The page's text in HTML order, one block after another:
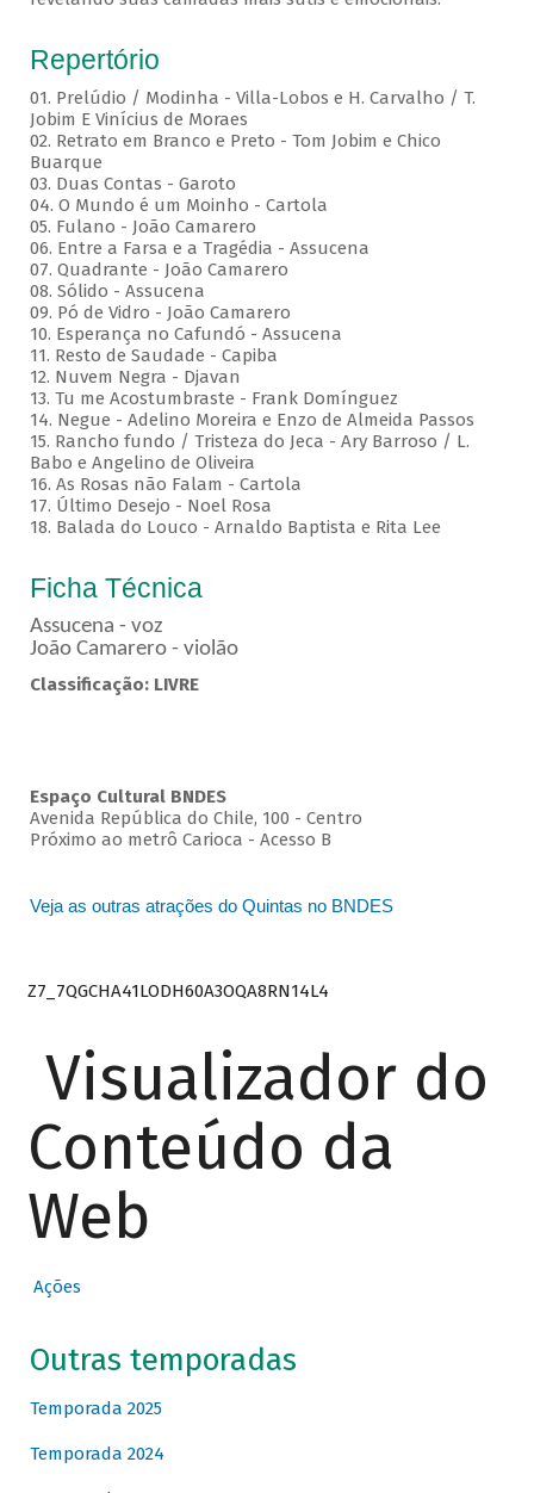
Repertório
01. Prelúdio / Modinha - Villa-Lobos e H. Carvalho / T.
Jobim E Vinícius de Moraes
02. Retrato em Branco e Preto - Tom Jobim e Chico
Buarque
03. Duas Contas - Garoto
04. O Mundo é um Moinho - Cartola
05. Fulano - João Camarero
06. Entre a Farsa e a Tragédia - Assucena
07. Quadrante - João Camarero
08. Sólido - Assucena
09. Pó de Vidro - João Camarero
10. Esperança no Cafundó - Assucena
11. Resto de Saudade - Capiba
12. Nuvem Negra - Djavan
13. Tu me Acostumbraste - Frank Domínguez
14. Negue - Adelino Moreira e Enzo de Almeida Passos
15. Rancho fundo / Tristeza do Jeca - Ary Barroso / L.
Babo e Angelino de Oliveira
16. As Rosas não Falam - Cartola
17. Último Desejo - Noel Rosa
18. Balada do Louco - Arnaldo Baptista e Rita Lee
Ficha Técnica
Assucena - voz
João Camarero - violão
Classificação: LIVRE
Espaço Cultural BNDES
Avenida República do Chile, 100 - Centro
Próximo ao metrô Carioca - Acesso B
Veja as outras atrações do Quintas no BNDES
Z7_7QGCHA41LODH60A3OQA8RN14L4
Visualizador do
Conteúdo da
Web
Ações
Outras temporadas
Temporada 2025
Temporada 2024